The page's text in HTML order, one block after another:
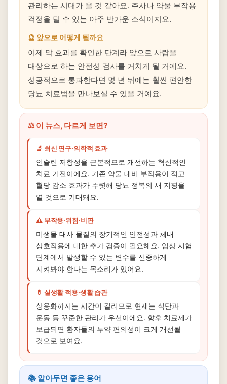
관리하는 시대가 올 것 같아요. 주사나 약물 부작용
걱정을 덜 수 있는 아주 반가운 소식이지요.
🔮 앞으로 어떻게 될까요
이제 막 효과를 확인한 단계라 앞으로 사람을
대상으로 하는 안전성 검사를 거치게 될 거예요.
성공적으로 통과한다면 몇 년 뒤에는 훨씬 편안한
당뇨 치료법을 만나보실 수 있을 거예요.
⚖️ 이 뉴스, 다르게 보면?
🔬 최신 연구·의학적 효과
인슐린 저항성을 근본적으로 개선하는 혁신적인
치료 기전이에요. 기존 약물 대비 부작용이 적고
혈당 감소 효과가 뚜렷해 당뇨 정복의 새 지평을
열 것으로 기대돼요.
⚠️ 부작용·위험·비판
미생물 대사 물질의 장기적인 안전성과 체내
상호작용에 대한 추가 검증이 필요해요. 임상 시험
단계에서 발생할 수 있는 변수를 신중하게
지켜봐야 한다는 목소리가 있어요.
💊 실생활 적용·생활 습관
상용화까지는 시간이 걸리므로 현재는 식단과
운동 등 꾸준한 관리가 우선이에요. 향후 치료제가
보급되면 환자들의 투약 편의성이 크게 개선될
것으로 보여요.
📚 알아두면 좋은 용어